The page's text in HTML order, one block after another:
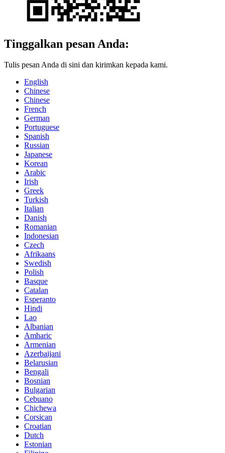
Tinggalkan pesan Anda:
Tulis pesan Anda di sini dan kirimkan kepada kami.
English
Chinese
Chinese
French
German
Portuguese
Spanish
Russian
Japanese
Korean
Arabic
Irish
Greek
Turkish
Italian
Danish
Romanian
Indonesian
Czech
Afrikaans
Swedish
Polish
Basque
Catalan
Esperanto
Hindi
Lao
Albanian
Amharic
Armenian
Azerbaijani
Belarusian
Bengali
Bosnian
Bulgarian
Cebuano
Chichewa
Corsican
Croatian
Dutch
Estonian